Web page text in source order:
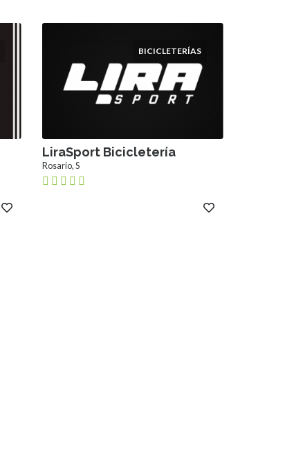
BICICLETERÍAS
LiraSport Bicicletería
Rosario, S